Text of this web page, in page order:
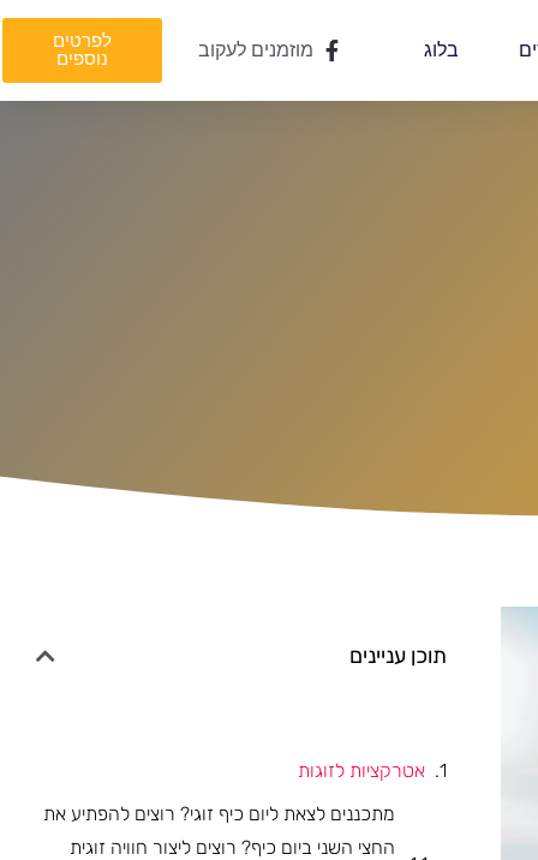
בלוג מוזמנים לעקוב
לפרטים
נוספים
תוכן עניינים
אטרקציות לזוגות
מתכננים לצאת ליום כיף זוגי? רוצים להפתיע את
החצי השני ביום כיף? רוצים ליצור חוויה זוגית